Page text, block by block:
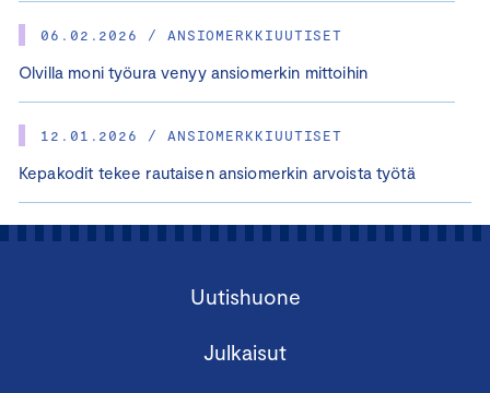
06.02.2026 / ANSIOMERKKIUUTISET
Olvilla moni työura venyy ansiomerkin mittoihin
12.01.2026 / ANSIOMERKKIUUTISET
Kepakodit tekee rautaisen ansiomerkin arvoista työtä
Uutishuone
Julkaisut